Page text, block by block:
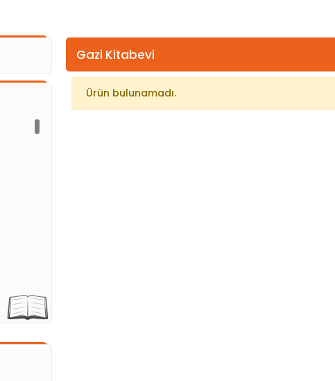
Gazi Kitabevi
Ürün bulunamadı.